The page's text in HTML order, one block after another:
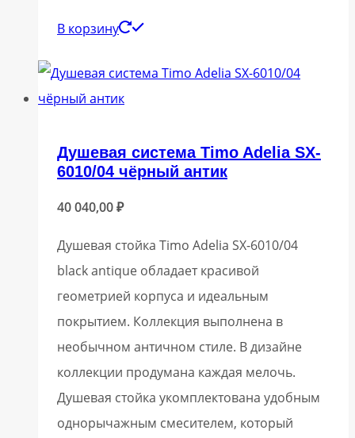
В корзину
Душевая система Timo Adelia SX-
6010/04 чёрный антик
40 040,00₽
Душевая стойка Timo Adelia SX-6010/04
black antique обладает красивой
геометрией корпуса и идеальным
покрытием. Коллекция выполнена в
необычном античном стиле. В дизайне
коллекции продумана каждая мелочь.
Душевая стойка укомплектована удобным
однорычажным смесителем, который